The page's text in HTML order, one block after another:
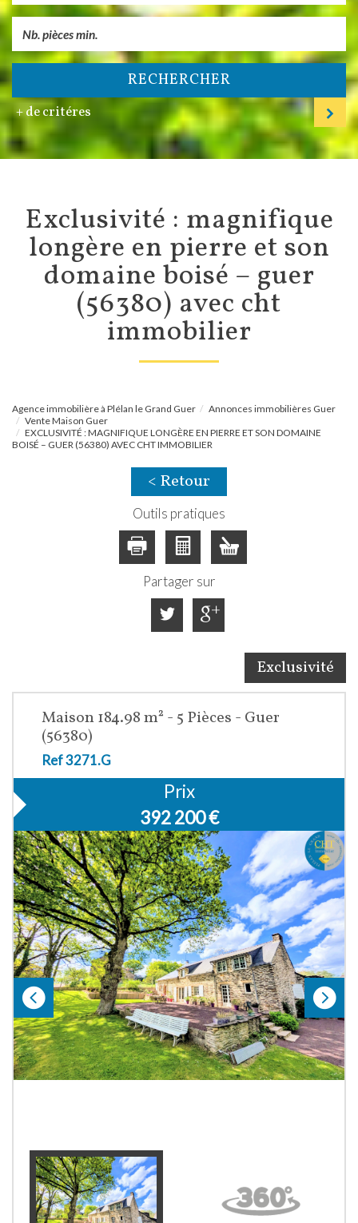
RECHERCHER
+ de critéres
exclusivité : magnifique
longère en pierre et son
domaine boisé – guer
(56380) avec cht
immobilier
Agence immobilière à Plélan le Grand Guer
Annonces immobilières Guer
Vente Maison Guer
EXCLUSIVITÉ : MAGNIFIQUE LONGÈRE EN PIERRE ET SON DOMAINE
BOISÉ – GUER (56380) AVEC CHT IMMOBILIER
< Retour
Outils pratiques
Partager sur
Exclusivité
Maison 184.98 m² - 5 Pièces - Guer
(56380)
Ref 3271.G
Prix
392 200€